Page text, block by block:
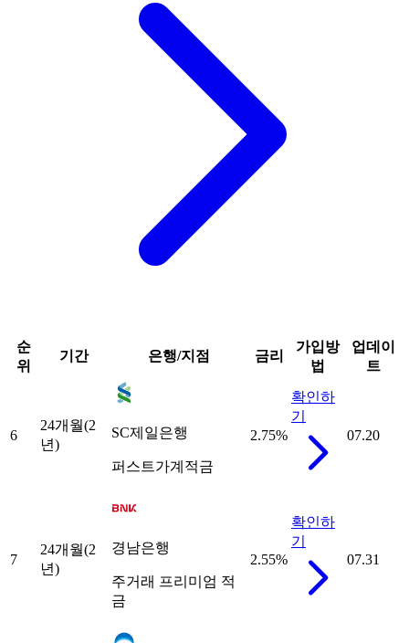
순
위
기간 은행/지점 금리
가입방
법
업데이
트
6
24개월(2
년)
SC제일은행
퍼스트가계적금
2.75%
확인하
기
07.20
7
24개월(2
년)
경남은행
주거래 프리미엄 적
금
2.55%
확인하
기
07.31